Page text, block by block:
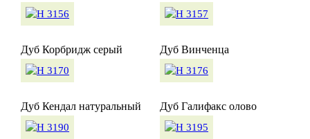
Дуб Корбридж серый Дуб Винченца
Дуб Кендал натуральный Дуб Галифакс олово